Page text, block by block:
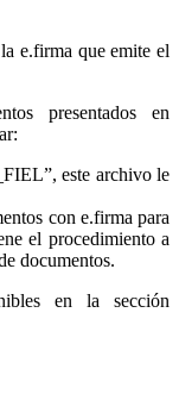
e.firma que emite el
presentados en
este archivo le
con e.firma para
el procedimiento a
documentos.
en la sección